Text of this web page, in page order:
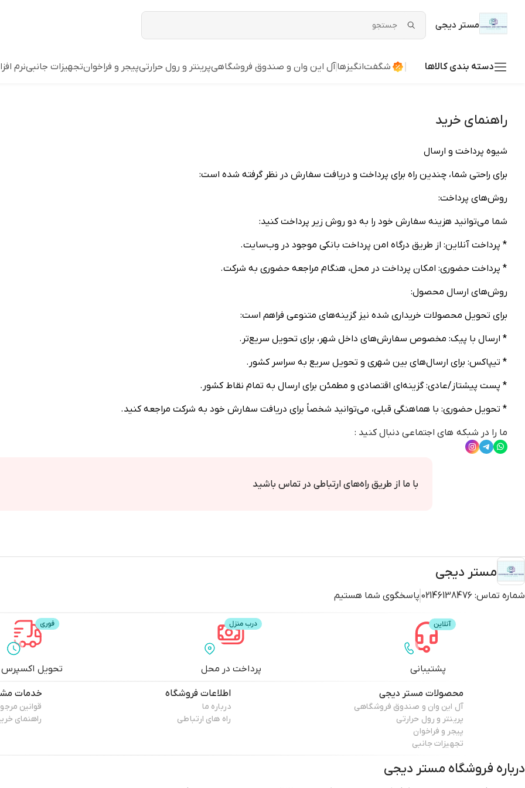
مستر دیجی
دسته بندی کالاها شگفت‌انگیزهاآل این وان و صندوق فروشگاهیپرینتر و رول حرارتیپیجر و فراخوانتجهیزات جانبینرم
راهنمای خرید
شیوه پرداخت و ارسال
برای راحتی شما، چندین راه برای پرداخت و دریافت سفارش در نظر گرفته شده است:
روش‌های پرداخت:
شما می‌توانید هزینه سفارش خود را به دو روش زیر پرداخت کنید:
* پرداخت آنلاین: از طریق درگاه امن پرداخت بانکی موجود در وب‌سایت.
* پرداخت حضوری: امکان پرداخت در محل، هنگام مراجعه حضوری به شرکت.
روش‌های ارسال محصول:
برای تحویل محصولات خریداری شده نیز گزینه‌های متنوعی فراهم است:
* ارسال با پیک: مخصوص سفارش‌های داخل شهر، برای تحویل سریع‌تر.
* تیپاکس: برای ارسال‌های بین شهری و تحویل سریع به سراسر کشور.
* پست پیشتاز/عادی: گزینه‌ای اقتصادی و مطمئن برای ارسال به تمام نقاط کشور.
* تحویل حضوری: با هماهنگی قبلی، می‌توانید شخصاً برای دریافت سفارش خود به شرکت مراجعه کنید.
ما را در شبکه های اجتماعی دنبال کنید :
با ما از طریق راه‌های ارتباطی در تماس باشید
مستر دیجی
شماره تماس: 02146138476 پاسخگوی شما هستیم
پشتیبانی پرداخت در محل تحویل اکسپرس
محصولاتمستر دیجی
آل این وان و صندوق فروشگاهی
پرینتر و رول حرارتی
پیجر و فراخوان
تجهیزات جانبی
اطلاعات فروشگاه
درباره ما
راه های ارتباطی
خدمات
قوانین
راهنمای
درباره فروشگاه مستر دیجی